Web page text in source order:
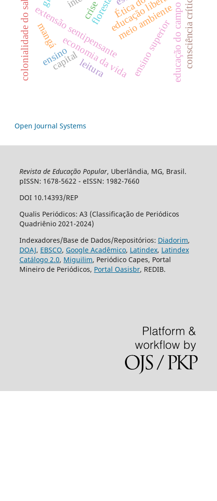
extensão sentipensante
colonialidade do saber educação do campo
ensino superior
economia da vida
crise
capital
meio ambiente
ensino
mangá
leitura consciência crítica
Open Journal Systems
Revista de Educação Popular, Uberlândia, MG, Brasil.
pISSN: 1678-5622 - eISSN: 1982-7660
DOI 10.14393/REP
Qualis Periódicos: A3 (Classificação de Periódicos
Quadriênio 2021-2024)
Indexadores/Base de Dados/Repositórios: Diadorim,
DOAJ, EBSCO, Google Acadêmico, Latindex, Latindex
Catálogo 2.0, Miguilim, Periódico Capes, Portal
Mineiro de Periódicos, Portal Oasisbr, REDIB.